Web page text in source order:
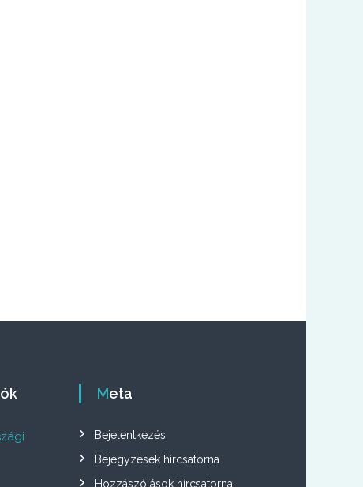
Meta
Bejelentkezés
Bejegyzések hírcsatorna
Hozzászólások hírcsatorna